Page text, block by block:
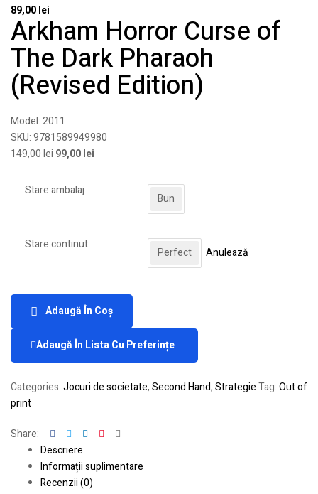
89,00lei
Arkham Horror Curse of
The Dark Pharaoh
(Revised Edition)
Model:2011
SKU:9781589949980
149,00lei99,00lei
Stare ambalaj
Bun
Stare continut
Perfect Anulează
Adaugă În Coș
Adaugă În Lista Cu Preferințe
Categories:Jocuri de societate,Second Hand,StrategieTag:Out of
print
Share: FacebookTwitterLinkedinPinterest
Descriere
Informații suplimentare
Recenzii (0)